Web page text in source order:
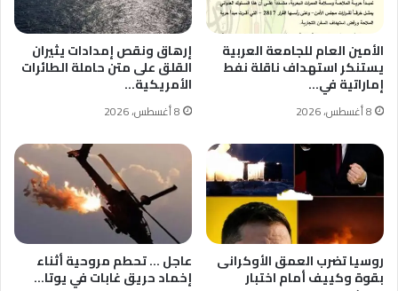
الأمين العام للجامعة العربية
يستنكر استهداف ناقلة نفط
إماراتية في…
8 أغسطس، 2026
إرهاق ونقص إمدادات يثيران
القلق على متن حاملة الطائرات
الأمريكية…
8 أغسطس، 2026
روسيا تضرب العمق الأوكرانى
بقوة وكييف أمام اختبار
عاجل … تحطم مروحية أثناء
إخماد حريق غابات في يوتا…